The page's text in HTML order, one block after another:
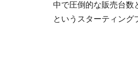
中で圧倒的な販売台数
というスターティング